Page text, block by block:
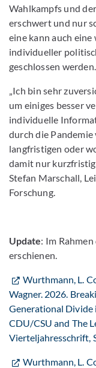
Wahlkampfs und
erschwert und nur
eine kann auch eine
individueller
geschlossen werden.
„Ich bin sehr
um einiges besser
individuelle
durch die
langfristigen oder
damit nur
Stefan Marschall,
Forschung.
Update: Im
erschienen.
Wurthmann, L.
Wagner. 2026.
Generational Divide
CDU/CSU and The
Vierteljahresschrift,
Wurthmann, L.